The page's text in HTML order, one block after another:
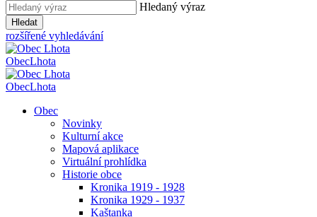
Hledaný výraz
Hledat
rozšířené vyhledávání
ObecLhota
ObecLhota
Obec
Novinky
Kulturní akce
Mapová aplikace
Virtuální prohlídka
Historie obce
Kronika 1919 - 1928
Kronika 1929 - 1937
Kaštanka